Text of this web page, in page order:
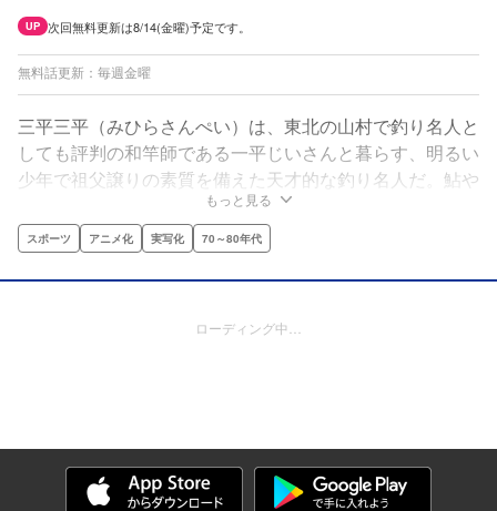
UP 次回無料更新は8/14(金曜)予定です。
無料話更新：毎週金曜
三平三平（みひらさんぺい）は、東北の山村で釣り名人と
しても評判の和竿師である一平じいさんと暮らす、明るい
少年で祖父譲りの素質を備えた天才的な釣り名人だ。鮎や
鯉から誰も釣り上げたことがない伝説の怪魚まで、日本各
地、世界の自然豊かな海・川・湖を舞台に釣りへの情熱を
かけた三平少年の闘いが始まった！
もっと見る
スポーツ アニメ化 実写化 70～80年代
ローディング中…